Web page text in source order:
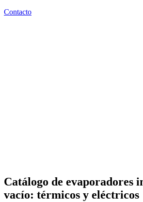
Contacto
Catálogo de evaporadores
vacío: térmicos y eléctricos